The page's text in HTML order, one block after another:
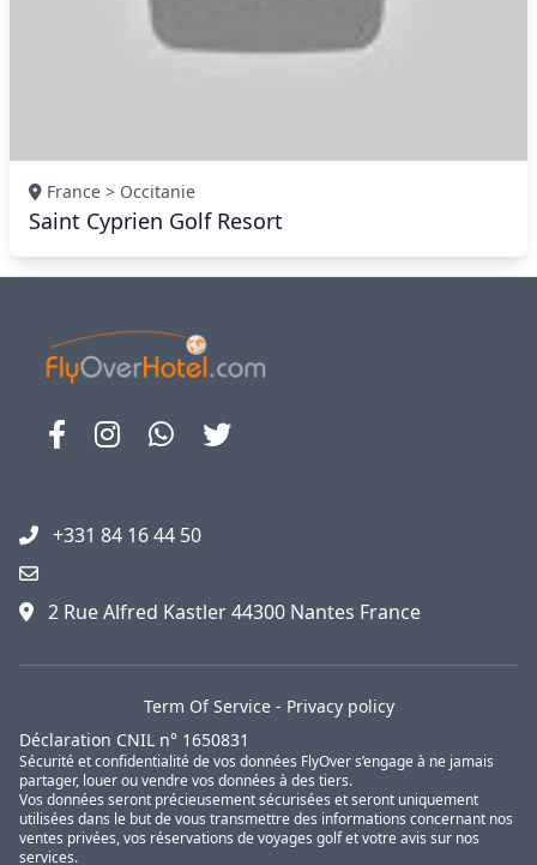
France > Occitanie
Saint Cyprien Golf Resort
+331 84 16 44 50
2 Rue Alfred Kastler 44300 Nantes France
Term Of Service- Privacy policy
Déclaration CNIL n° 1650831
Sécurité et confidentialité de vos données FlyOver s’engage à ne jamais
partager, louer ou vendre vos données à des tiers.
Vos données seront précieusement sécurisées et seront uniquement
utilisées dans le but de vous transmettre des informations concernant nos
ventes privées, vos réservations de voyages golf et votre avis sur nos
services.